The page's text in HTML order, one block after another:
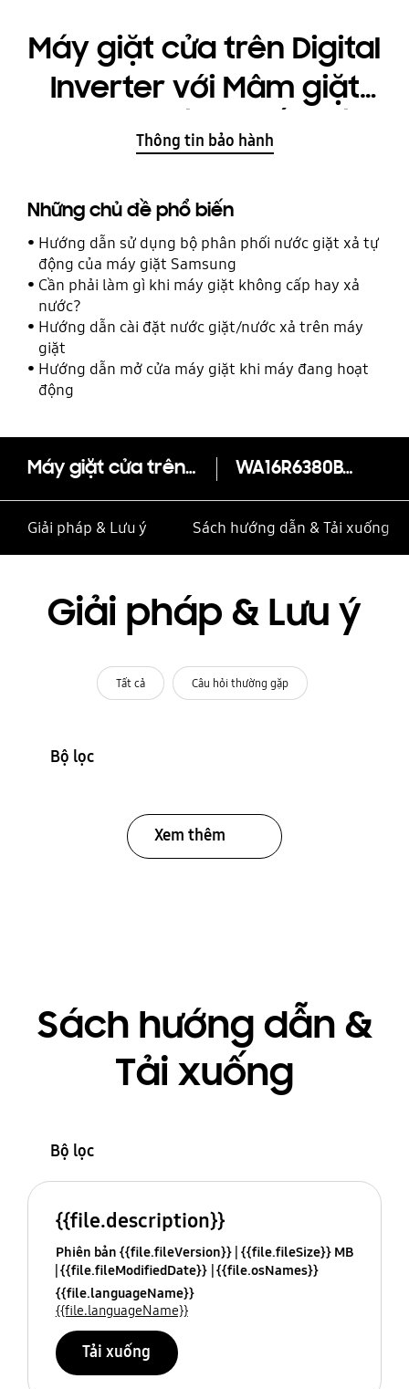
Máy giặt cửa trên Digital
Inverter với Mâm giặt
sạch, chống xoắn rối,
Thông tin bảo hành
Những chủ đề phổ biến
Hướng dẫn sử dụng bộ phân phối nước giặt xả tự
động của máy giặt Samsung
Cần phải làm gì khi máy giặt không cấp hay xả
nước?
Hướng dẫn cài đặt nước giặt/nước xả trên máy
giặt
Hướng dẫn mở cửa máy giặt khi máy đang hoạt
động
Máy giặt cửa trên Digital Inverter với Mâm giặt sạch, chống xoắn rối, 16kg WA16R6380BV/SV
Giải pháp & Lưu ý Sách hướng dẫn & Tải xuống
Giải pháp & Lưu ý
Tất cả Câu hỏi thường gặp
Bộ lọc
Xem thêm
Sách hướng dẫn &
Tải xuống
Bộ lọc
{{file.description}}
Phiên bản {{file.fileVersion}} {{file.fileSize}} MB
{{file.fileModifiedDate}} {{file.osNames}}
{{file.languageName}}
{{file.languageName}}
Tải xuống